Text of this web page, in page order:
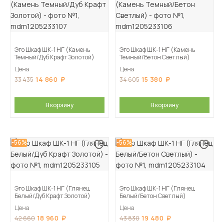
Эго Шкаф ШК-1 НГ (Камень
Темный/Дуб Крафт Золотой)
Цена
33 435 14 860
В корзину
Эго Шкаф ШК-1 НГ (Камень
Темный/Бетон Светлый)
Цена
34 605 15 380
В корзину
-56%
Эго Шкаф ШК-1 НГ (Глянец
Белый/Дуб Крафт Золотой)
Цена
42 660 18 960
-56%
Эго Шкаф ШК-1 НГ (Глянец
Белый/Бетон Светлый)
Цена
43 830 19 480